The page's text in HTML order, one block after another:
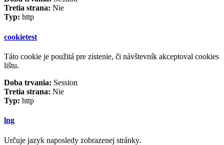
Tretia strana: Nie
Typ: http
cookietest
Táto cookie je použitá pre zistenie, či návštevník akceptoval cookies
lištu.
Doba trvania: Session
Tretia strana: Nie
Typ: http
lng
Určuje jazyk naposledy zobrazenej stránky.